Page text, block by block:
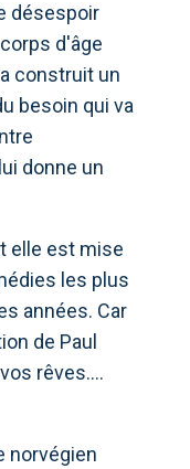
désespoir
d'âge
construit un
besoin qui va
donne un
elle est mise
les plus
années. Car
de Paul
rêves….
norvégien